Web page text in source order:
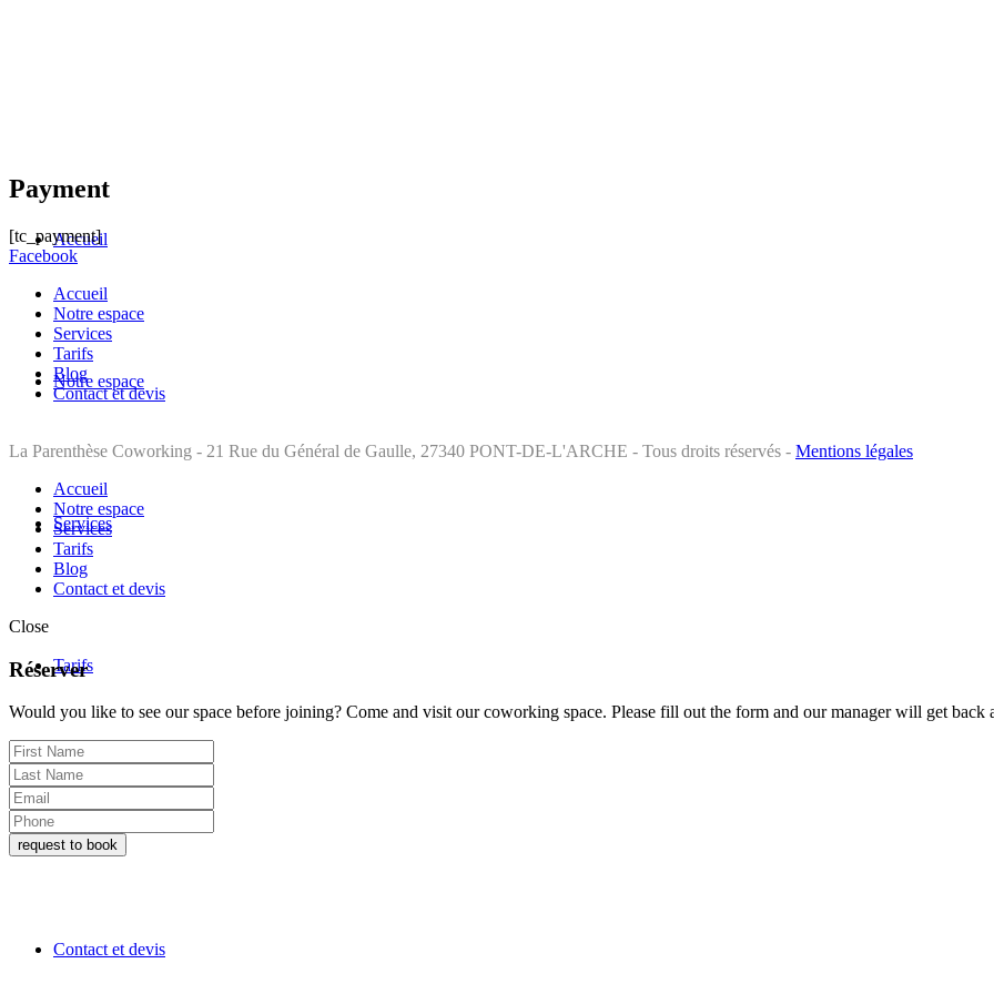
Accueil
Notre espace
Services
Tarifs
Blog
Contact et devis
Payment
[tc_payment]
Facebook
Accueil
Notre espace
Services
Tarifs
Blog
Contact et devis
La Parenthèse Coworking - 21 Rue du Général de Gaulle, 27340 PONT-DE-L'ARCHE - Tous droits réservés - Mentions légales
Accueil
Notre espace
Services
Tarifs
Blog
Contact et devis
Close
Réserver
Would you like to see our space before joining? Come and visit our coworking space. Please fill out the form and our manager will get back